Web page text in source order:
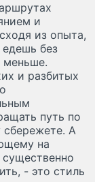
и
из опыта,
без
меньше.
и разбитых
путь по
А
на
- это стиль